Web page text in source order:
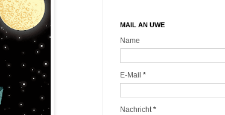
MAIL AN UWE
Name
E-Mail *
Nachricht*